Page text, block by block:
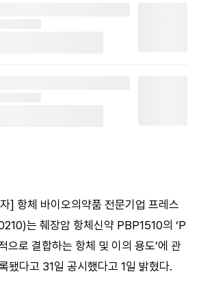
] 항체 바이오의약품 전문기업 프레스
는 췌장암 항체신약 PBP1510의 ‘P
으로 결합하는 항체 및 이의 용도’에 관
됐다고 31일 공시했다고 1일 밝혔다.